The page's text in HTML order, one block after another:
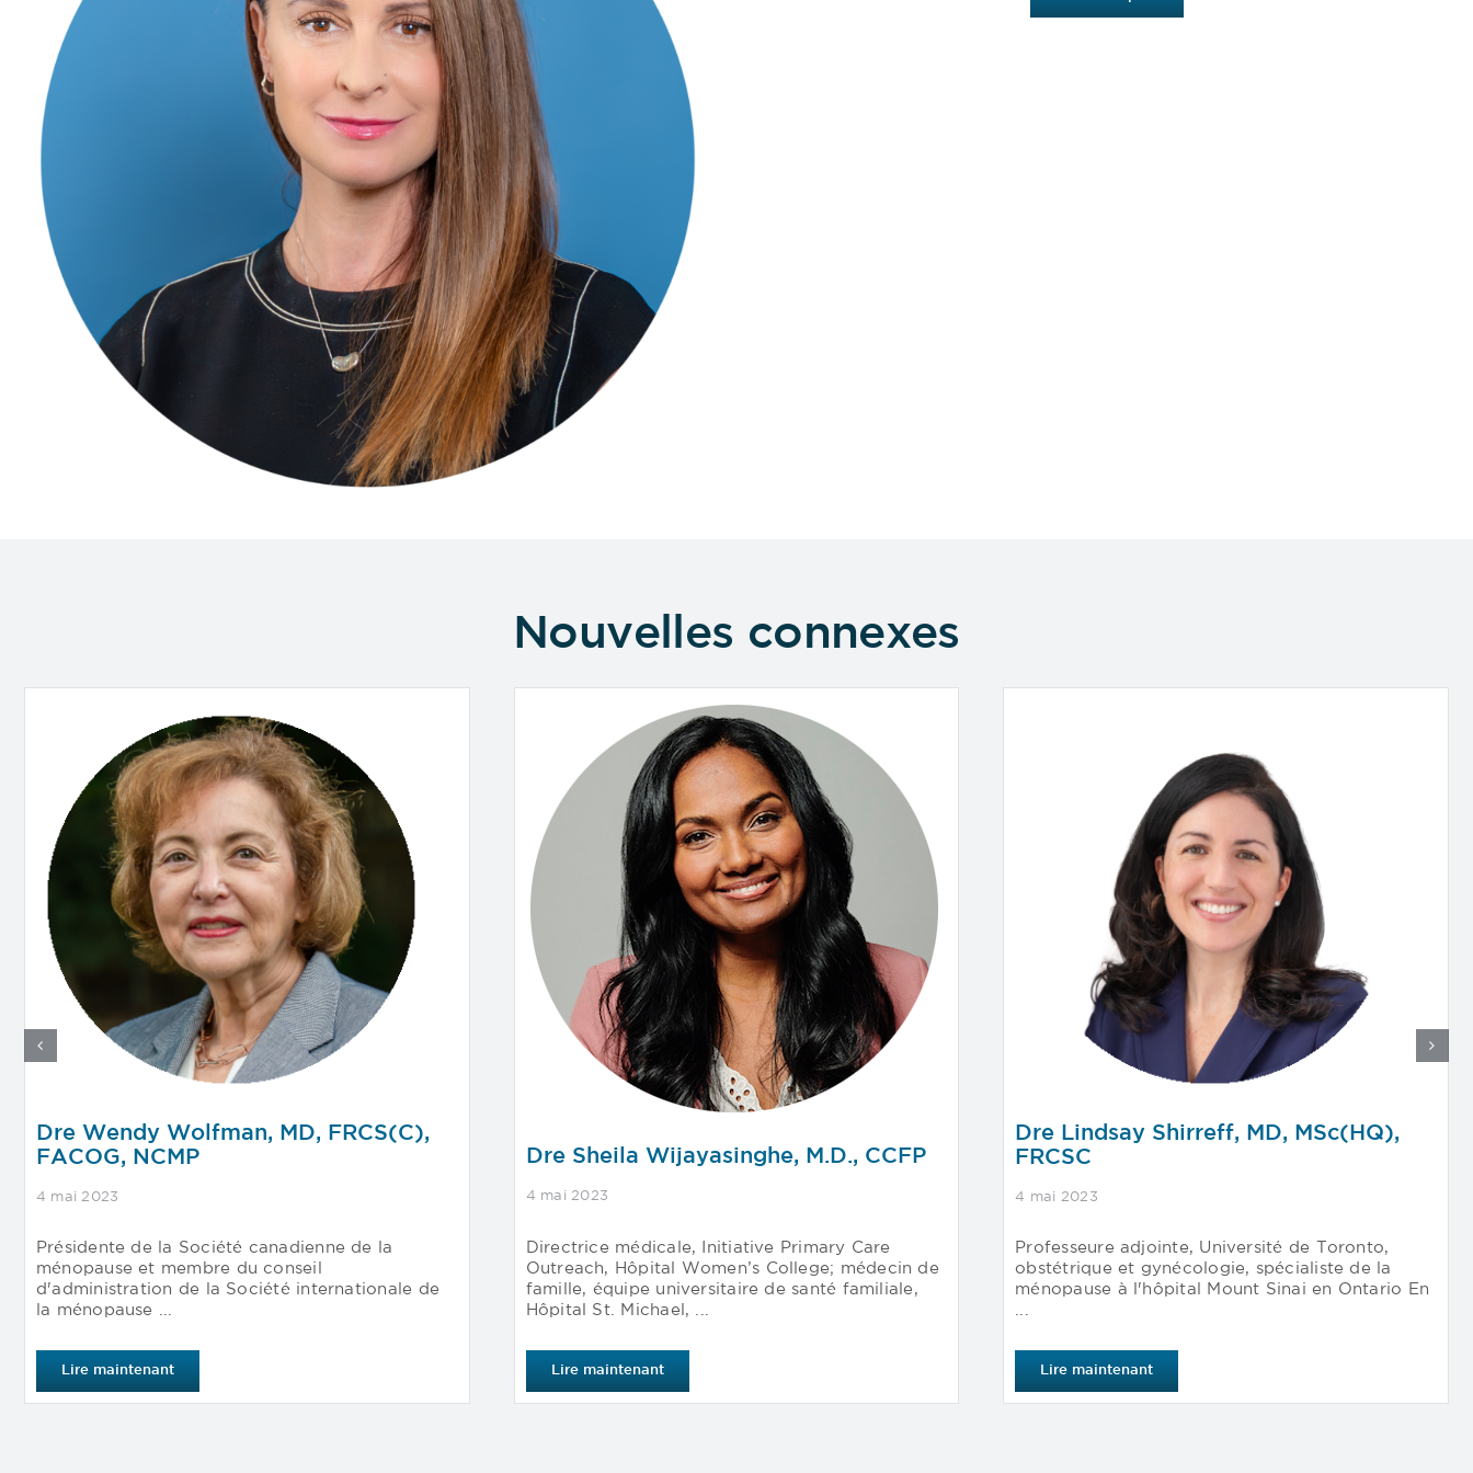
Nouvelles connexes
Dre Wendy Wolfman, MD, FRCS(C),
FACOG, NCMP
4 mai 2023
Présidente de la Société canadienne de la
ménopause et membre du conseil
d'administration de la Société internationale de
la ménopause ...
Lire maintenant
Dre Sheila Wijayasinghe, M.D., CCFP
4 mai 2023
Directrice médicale, Initiative Primary Care
Outreach, Hôpital Women’s College; médecin de
famille, équipe universitaire de santé familiale,
Hôpital St. Michael, ...
Lire maintenant
Dre Lindsay Shirreff, MD, MSc(HQ),
FRCSC
4 mai 2023
Professeure adjointe, Université de Toronto,
obstétrique et gynécologie, spécialiste de la
ménopause à l'hôpital Mount Sinai en Ontario En
Lire maintenant